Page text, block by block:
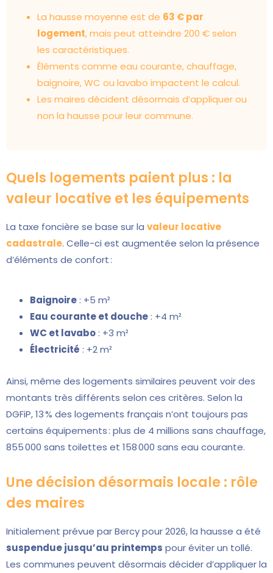
La hausse moyenne est de 63 € par
logement, mais peut atteindre 200 € selon
les caractéristiques.
Éléments comme eau courante, chauffage,
baignoire, WC ou lavabo impactent le calcul.
Les maires décident désormais d’appliquer ou
non la hausse pour leur commune.
Quels logements paient plus : la
valeur locative et les équipements
La taxe foncière se base sur la valeur locative
cadastrale. Celle-ci est augmentée selon la présence
d’éléments de confort :
Baignoire: +5 m²
Eau courante et douche: +4 m²
WC et lavabo: +3 m²
Électricité : +2 m²
Ainsi, même des logements similaires peuvent voir des
montants très différents selon ces critères. Selon la
DGFiP, 13 % des logements français n’ont toujours pas
certains équipements : plus de 4 millions sans chauffage,
855 000 sans toilettes et 158 000 sans eau courante.
Une décision désormais locale : rôle
des maires
Initialement prévue par Bercy pour 2026, la hausse a été
suspendue jusqu’au printemps pour éviter un tollé.
Les communes peuvent désormais décider d’appliquer la